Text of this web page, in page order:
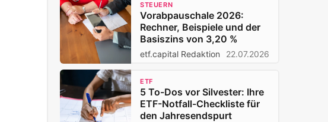
STEUERN
Vorabpauschale 2026:
Rechner, Beispiele und der
Basiszins von 3,20 %
etf.capital Redaktion 22.07.2026
ETF
5 To-Dos vor Silvester: Ihre
ETF-Notfall-Checkliste für
den Jahresendspurt